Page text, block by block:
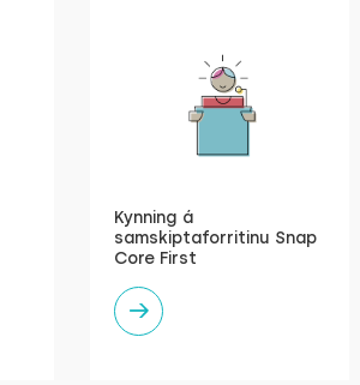
Kynning á
samskiptaforritinu Snap
Core First